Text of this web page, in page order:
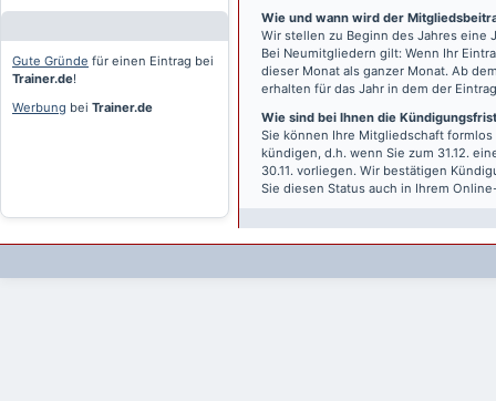
Gute Gründe für einen Eintrag bei
Trainer.de!
Werbung bei Trainer.de
Wie und wann wird der
Wir stellen zu Beginn des Jahres eine
Bei Neumitgliedern gilt: Wenn Ihr
dieser Monat als ganzer Monat. Ab
erhalten für das Jahr in dem der
Wie sind bei Ihnen die
Sie können Ihre Mitgliedschaft
kündigen, d.h. wenn Sie zum 31.12.
30.11. vorliegen. Wir bestätigen
Sie diesen Status auch in Ihrem